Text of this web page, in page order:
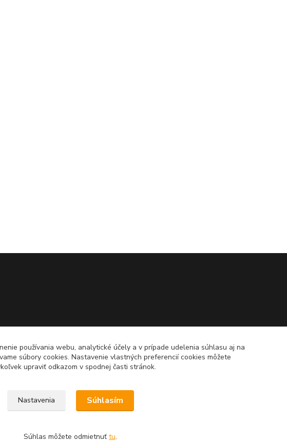
používania webu, analytické účely a v prípade udelenia súhlasu aj na
súbory cookies. Nastavenie vlastných preferencií cookies môžete
upraviť odkazom v spodnej časti stránok.
Nastavenia Súhlasím
Súhlas môžete odmietnuť tu.